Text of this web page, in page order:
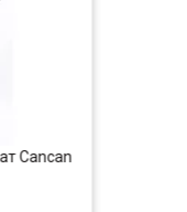
Cancan